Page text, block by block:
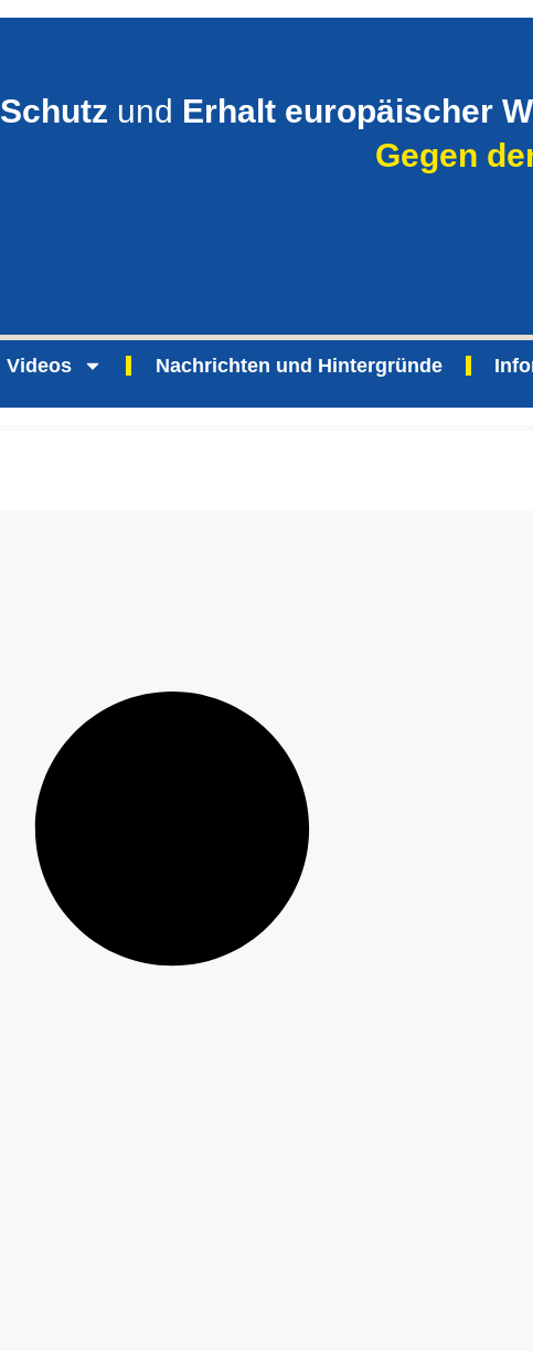
Schutz und Erhalt europäischer
Gegen
Videos Nachrichten und Hintergründe